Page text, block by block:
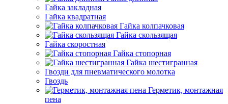
Гайка закладная
Гайка квадратная
Гайка колпачковая
Гайка скользящая
Гайка скоростная
Гайка стопорная
Гайка шестигранная
Гвозди для пневматического молотка
Гвоздь
Герметик, монтажная
пена